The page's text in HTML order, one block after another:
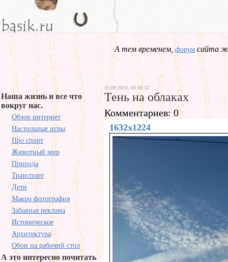
А тем временем,форум сайта
Наша жизнь и все что
вокруг нас.
Обзор интернет
Настольные игры
Про спорт
Животный мир
Природа
Транспорт
Дети
Макро фотография
Забавная реклама
Историческое
Архитектура
Обои на рабочий стол
А это интересно почитать
15.08.2013, 00.50.12
Тень на облаках
Комментариев: 0
1632x1224